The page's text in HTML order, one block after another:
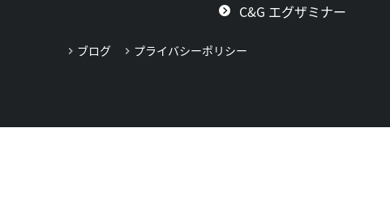
C&G エグザミナー
ブログ プライバシーポリシー